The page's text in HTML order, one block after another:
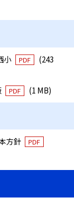
小 PDF
(243
PDF (1 MB)
方針 PDF